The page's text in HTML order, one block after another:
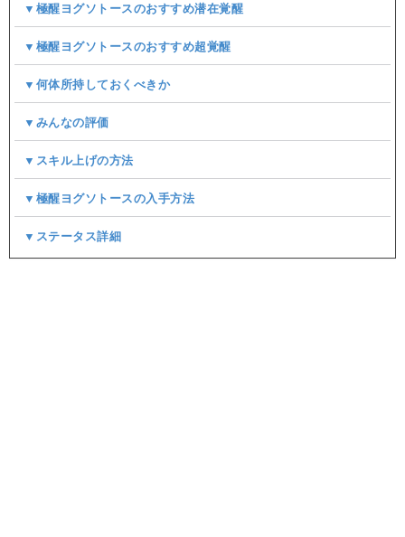
▼極醒ヨグソトースのおすすめ潜在覚醒
▼極醒ヨグソトースのおすすめ超覚醒
▼何体所持しておくべきか
▼みんなの評価
▼スキル上げの方法
▼極醒ヨグソトースの入手方法
▼ステータス詳細